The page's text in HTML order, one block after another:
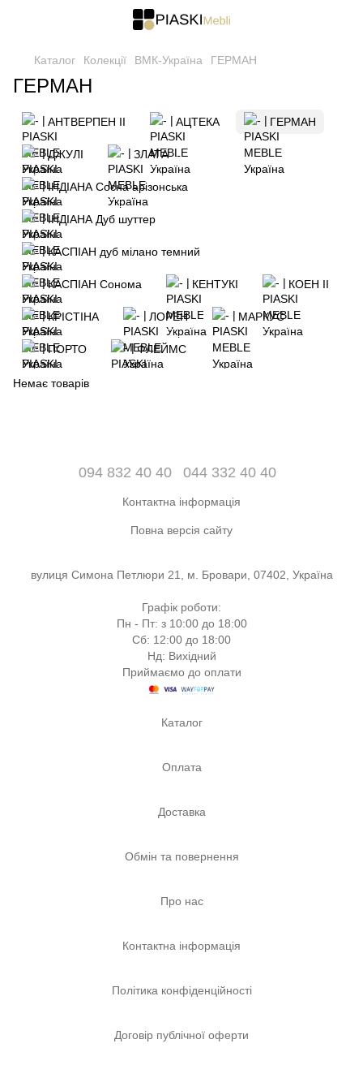
Каталог Колекції ВМК-Україна ГЕРМАН
ГЕРМАН
АНТВЕРПЕН II АЦТЕКА ГЕРМАН
ДЖУЛІ ЗЛАТА
ІНДІАНА Сосна арізонська
ІНДІАНА Дуб шуттер
КАСПІАН дуб мілано темний
КАСПІАН Сонома КЕНТУКІ КОЕН II
КРІСТІНА ЛОРЕН МАРКУС
ПОРТО ФЛЕЙМС
Немає товарів
094 832 40 40 044 332 40 40
Контактна інформація
Повна версія сайту
вулиця Симона Петлюри 21, м. Бровари, 07402, Україна
Графік роботи:
Пн - Пт: з 10:00 до 18:00
Сб: 12:00 до 18:00
Нд: Вихідний
Приймаємо до оплати
Каталог
Оплата
Доставка
Обмін та повернення
Про нас
Контактна інформація
Політика конфіденційності
Договір публічної оферти